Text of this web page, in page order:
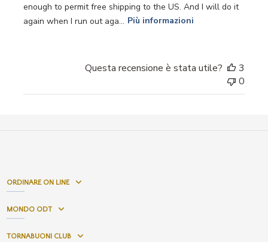
enough to permit free shipping to the US. And I will do it
again when I run out aga... Più informazioni
Questa recensione è stata utile?
3
0
ORDINARE ON LINE
MONDO ODT
TORNABUONI CLUB